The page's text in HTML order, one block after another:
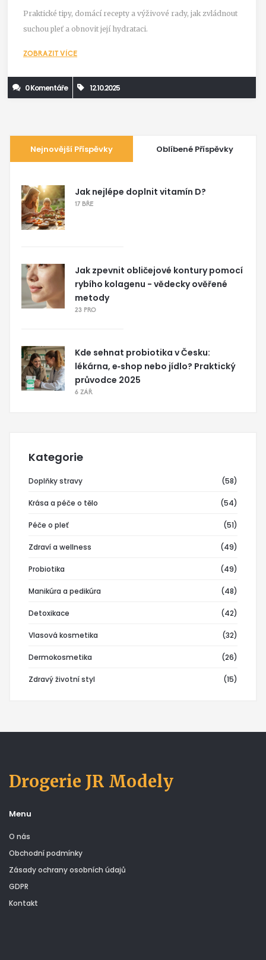
Praktické tipy, domácí recepty a výživové rady, jak zvládnout
suchou pleť a obnovit její hydrataci.
ZOBRAZIT VÍCE
0 Komentáře 12.10.2025
Nejnovější Příspěvky Oblíbené Příspěvky
Jak nejlépe doplnit vitamín D?
17 BŘE
Jak zpevnit obličejové kontury pomocí
rybího kolagenu - vědecky ověřené
metody
23 PRO
Kde sehnat probiotika v Česku:
lékárna, e‑shop nebo jídlo? Praktický
průvodce 2025
6 ZÁŘ
Kategorie
Doplňky stravy (58)
Krása a péče o tělo (54)
Péče o pleť (51)
Zdraví a wellness (49)
Probiotika (49)
Manikúra a pedikúra (48)
Detoxikace (42)
Vlasová kosmetika (32)
Dermokosmetika (26)
Zdravý životní styl (15)
Drogerie JR Modely
Menu
O nás
Obchodní podmínky
Zásady ochrany osobních údajů
GDPR
Kontakt